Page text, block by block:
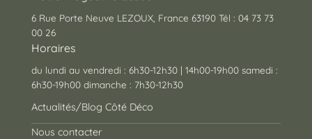
6 Rue Porte Neuve LEZOUX, France 63190 Tél : 04 73 73
00 26
Horaires
du lundi au vendredi : 6h30-12h30 | 14h00-19h00 samedi :
6h30-19h00 dimanche : 7h30-12h30
Actualités/Blog Côté Déco
Nous contacter